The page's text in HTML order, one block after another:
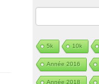
Rechercher :
5k 10k
Année 2016
Année 2018